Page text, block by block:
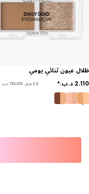
ظلال عيون ثنائي يومي
2.8 غرام - ‏753.570 د.ب.‏ / 1 كغم